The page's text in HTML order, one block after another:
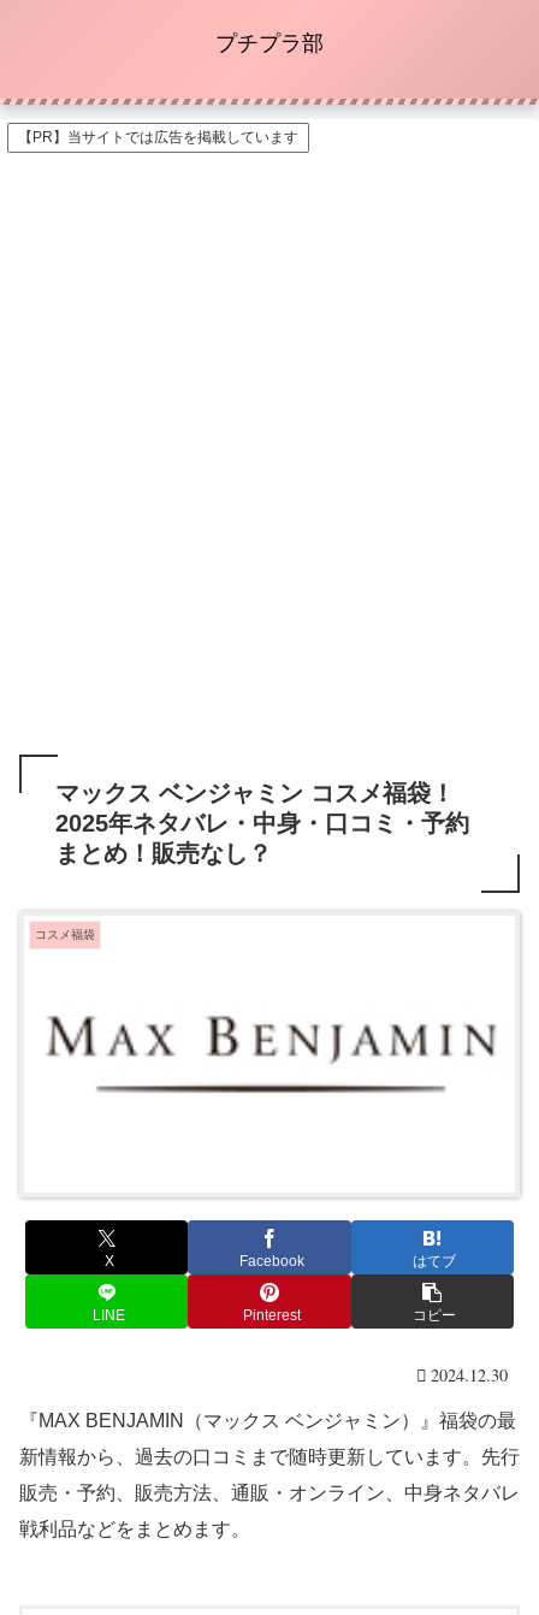
プチプラ部
【PR】当サイトでは広告を掲載しています
マックス ベンジャミン コスメ福袋！
2025年ネタバレ・中身・口コミ・予約
まとめ！販売なし？
コスメ福袋
X Facebook はてブ
LINE Pinterest コピー
2024.12.30
『MAX BENJAMIN（マックス ベンジャミン）』福袋の最
新情報から、過去の口コミまで随時更新しています。先行
販売・予約、販売方法、通販・オンライン、中身ネタバレ
戦利品などをまとめます。